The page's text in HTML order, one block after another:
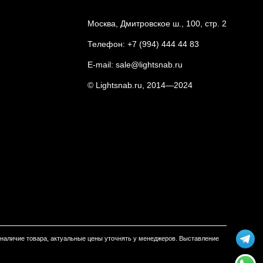
Москва, Дмитровское ш., 100, стр. 2
Телефон: +7 (994) 444 44 83
E-mail: sale@lightsnab.ru
© Lightsnab.ru, 2014—2024
товара, актуальные цены уточнять у менеджеров. Выставление